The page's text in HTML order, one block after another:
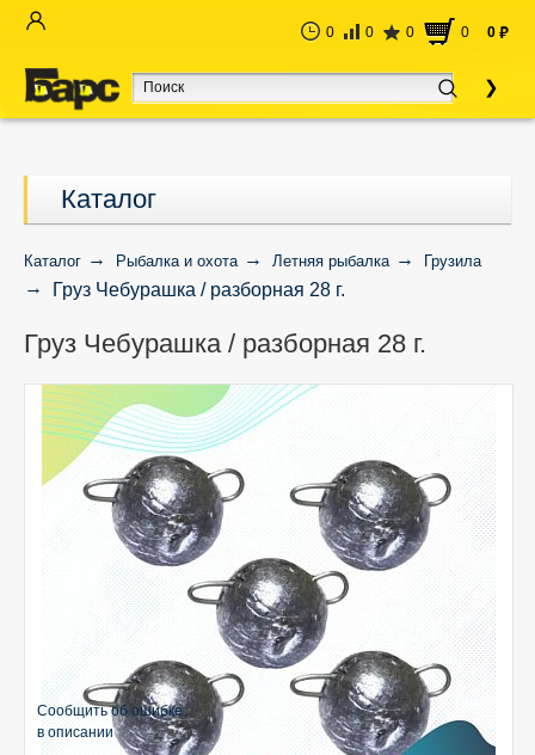
0 0 0 0 0 руб
Каталог
Каталог Рыбалка и охота Летняя рыбалка Грузила
Груз Чебурашка / разборная 28 г.
Груз Чебурашка / разборная 28 г.
Сообщить об ошибке
в описании